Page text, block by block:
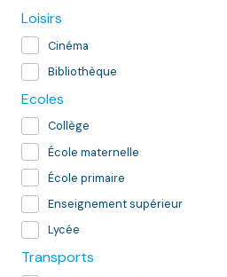
Loisirs
Cinéma
Bibliothèque
Ecoles
Collège
École maternelle
École primaire
Enseignement supérieur
Lycée
Transports